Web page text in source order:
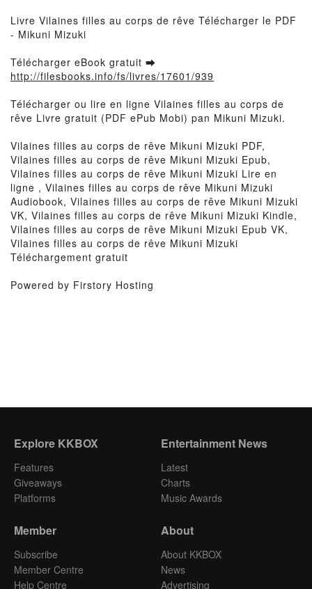
Livre Vilaines filles au corps de rêve Télécharger le PDF
- Mikuni Mizuki
Télécharger eBook gratuit ➡
http://filesbooks.info/fs/livres/17601/939
Télécharger ou lire en ligne Vilaines filles au corps de
rêve Livre gratuit (PDF ePub Mobi) pan Mikuni Mizuki.
Vilaines filles au corps de rêve Mikuni Mizuki PDF,
Vilaines filles au corps de rêve Mikuni Mizuki Epub,
Vilaines filles au corps de rêve Mikuni Mizuki Lire en
ligne , Vilaines filles au corps de rêve Mikuni Mizuki
Audiobook, Vilaines filles au corps de rêve Mikuni Mizuki
VK, Vilaines filles au corps de rêve Mikuni Mizuki Kindle,
Vilaines filles au corps de rêve Mikuni Mizuki Epub VK,
Vilaines filles au corps de rêve Mikuni Mizuki
Téléchargement gratuit
Powered by Firstory Hosting
Explore KKBOX
Features
Giveaways
Platforms
Entertainment News
Latest
Charts
Music Awards
Member
Subscribe
Member Centre
Help Centre
About
About KKBOX
News
Advertising